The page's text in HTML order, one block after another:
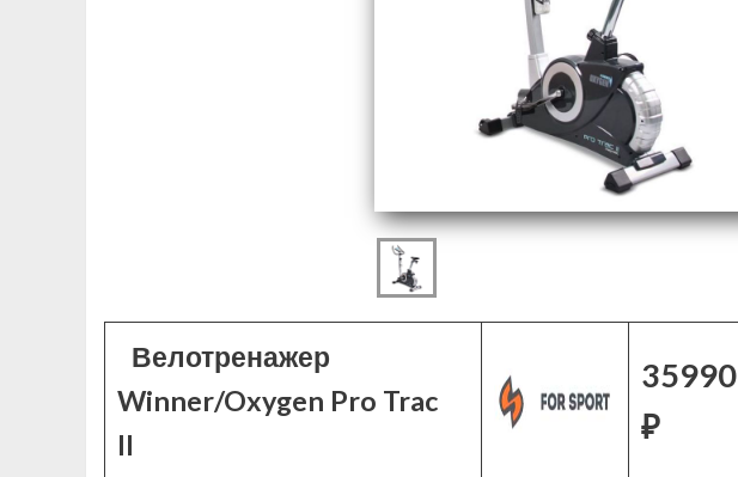
Велотренажер
Winner/Oxygen Pro Trac
II
35990
₽